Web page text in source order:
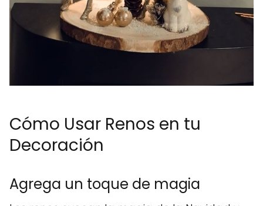
Cómo Usar Renos en tu
Decoración
Agrega un toque de magia